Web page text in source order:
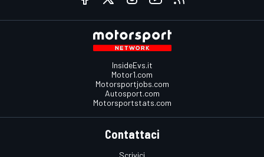
InsideEvs.it
Motor1.com
Motorsportjobs.com
Autosport.com
Motorsportstats.com
Contattaci